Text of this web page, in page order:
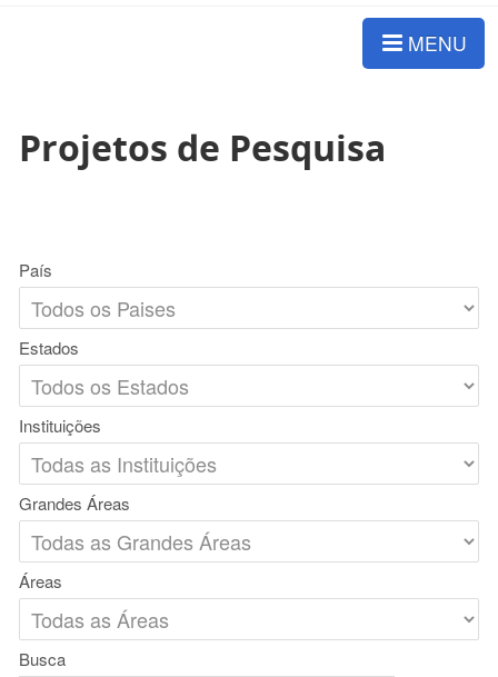
MENU
Projetos de Pesquisa
País
Estados
Instituições
Grandes Áreas
Áreas
Busca